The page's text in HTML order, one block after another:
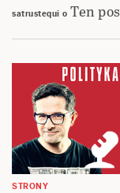
satrustequi o Ten
STRONY